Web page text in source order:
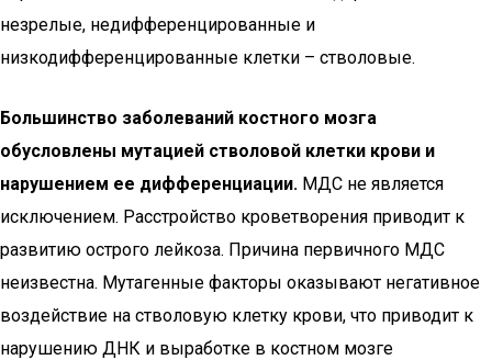
незрелые, недифференцированные и
низкодифференцированные клетки – стволовые.
Большинство заболеваний костного мозга
обусловлены мутацией стволовой клетки крови и
нарушением ее дифференциации. МДС не является
исключением. Расстройство кроветворения приводит к
развитию острого лейкоза. Причина первичного МДС
неизвестна. Мутагенные факторы оказывают негативное
воздействие на стволовую клетку крови, что приводит к
нарушению ДНК и выработке в костном мозге